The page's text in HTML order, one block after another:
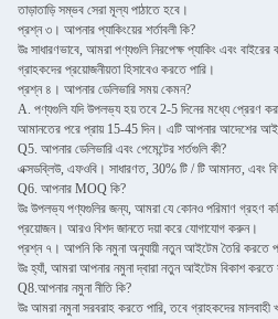
তাড়াতাড়ি সম্ভব সেরা মূল্য পাঠাতে হবে।
প্রশ্ন ৩। আপনার প্যাকিংয়ের শর্তাবলী কি?
উঃ সাধারণভাবে, আমরা পণ্যগুলি নিরপেক্ষ প্যাকিং এবং বাইরের
গ্রাহকদের প্রয়োজনীয়তা হিসাবেও করতে পারি।
প্রশ্ন ৪। আপনার ডেলিভারি সময় কেমন?
A. পণ্যগুলি যদি উপলভ্য হয় তবে 2-5 দিনের মধ্যে প্রেরণ
আমানতের পরে প্রায় 15-45 দিন। এটি আপনার আদেশের
Q5. আপনার ডেলিভারি এবং পেমেন্টের শর্তগুলি কী?
এক্সডব্লিউ, এফওবি। সাধারণত, 30% টি / টি আমানত, এবং
Q6. আপনার MOQ কি?
উঃ উপলভ্য পণ্যগুলির জন্য, আমরা যে কোনও পরিমাণ গ্রহণ
প্রয়োজন। আরও বিশদ জানতে দয়া করে যোগাযোগ করুন।
প্রশ্ন ৭। আপনি কি নমুনা অনুযায়ী নতুন আইটেম তৈরি করতে
উঃ হ্যাঁ, আমরা আপনার নমুনা দ্বারা নতুন আইটেম বিকাশ করতে
Q8.আপনার নমুনা নীতি কি?
উঃ আমরা নমুনা সরবরাহ করতে পারি, তবে গ্রাহকদের মালবাহী